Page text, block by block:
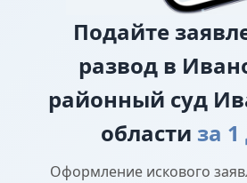
Подайте
развод в
районный суд
области за
Оформление искового